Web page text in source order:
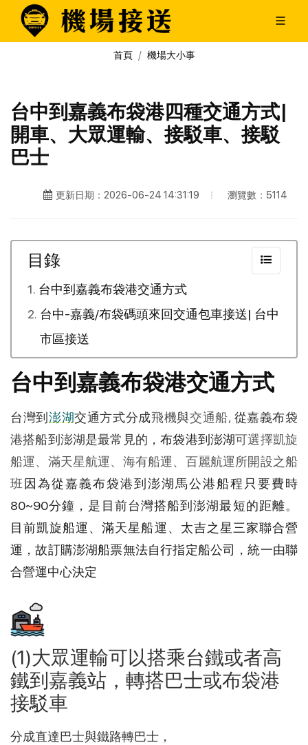
首頁 機場大小事
台中到嘉義布袋港四種交通方式|
開車、大眾運輸、接駁車、接駁
巴士
更新日期：2026-06-24 14:31:19 瀏覽數：5114
目錄
台中到嘉義布袋港交通方式
台中-嘉義/布袋碼頭來回交通包車接送| 台中
市區接送
台中到嘉義布袋港交通方式
台灣到 澎湖交通方式分成飛機與交通船, 從嘉義布袋
港搭船到澎湖是最常見的，布袋港到澎湖可選擇凱旋
船運、滿天星航運、海有船運、百麗航運所開設之船
班 因為從嘉義布袋港到澎湖馬公港船程只要費時
80~90分鐘，是目前台灣搭船到澎湖最短的距離。
目前凱旋船運、滿天星船運、太吉之星三家聯合營
運，故訂購澎湖船票無法自行指定船公司，統一由聯
合營運中心決定
(1)大眾運輸可以搭乘台鐵或者高
鐵到嘉義站，轉搭巴士或布袋港
接駁車
分成直達巴士與鐵路轉巴士，